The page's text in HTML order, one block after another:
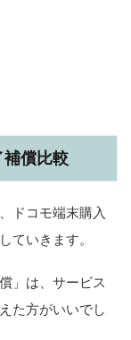
補償比較
ドコモ端末購入
ていきます。
」は、サービス
た方がいいでし